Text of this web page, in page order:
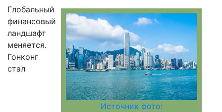
Источник фото:
Глобальный
финансовый
ландшафт
меняется.
Гонконг
стал